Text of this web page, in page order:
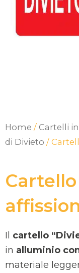
Home / Cartelli
di Divieto /
Il cartello
in alluminio
materiale